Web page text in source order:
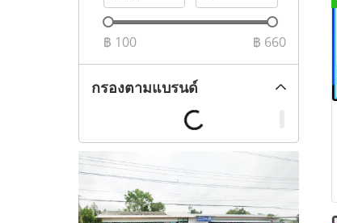
฿ 100 ฿ 660
กรองตามแบรนด์